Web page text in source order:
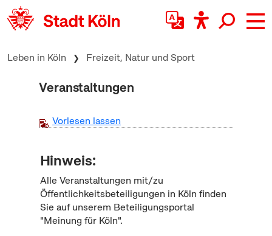
zum Inhalt springen
Leben in Köln Freizeit, Natur und Sport
Veranstaltungen
Vorlesen lassen
Hinweis:
Alle Veranstaltungen mit/zu
Öffentlichkeitsbeteiligungen in Köln finden
Sie auf unserem Beteiligungsportal
"Meinung für Köln".